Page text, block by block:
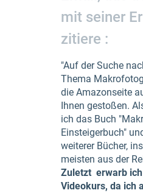
mit seiner
zitiere :
"Auf der Suche
Thema
die Amazonseite
Ihnen gestoßen.
ich das Buch
Einsteigerbuch"
weiterer Bücher,
meisten aus der
Zuletzt erwarb
Videokurs, da ich